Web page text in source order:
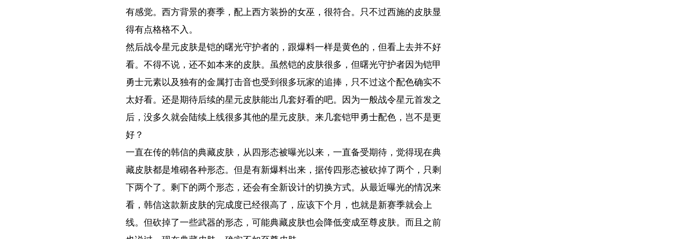
有感觉。西方背景的赛季，配上西方装扮的女巫，很符合。只不过西施的皮肤显
得有点格格不入。
然后战令星元皮肤是铠的曙光守护者的，跟爆料一样是黄色的，但看上去并不好
看。不得不说，还不如本来的皮肤。虽然铠的皮肤很多，但曙光守护者因为铠甲
勇士元素以及独有的金属打击音也受到很多玩家的追捧，只不过这个配色确实不
太好看。还是期待后续的星元皮肤能出几套好看的吧。因为一般战令星元首发之
后，没多久就会陆续上线很多其他的星元皮肤。来几套铠甲勇士配色，岂不是更
好？
一直在传的韩信的典藏皮肤，从四形态被曝光以来，一直备受期待，觉得现在典
藏皮肤都是堆砌各种形态。但是有新爆料出来，据传四形态被砍掉了两个，只剩
下两个了。剩下的两个形态，还会有全新设计的切换方式。从最近曝光的情况来
看，韩信这款新皮肤的完成度已经很高了，应该下个月，也就是新赛季就会上
线。但砍掉了一些武器的形态，可能典藏皮肤也会降低变成至尊皮肤。而且之前